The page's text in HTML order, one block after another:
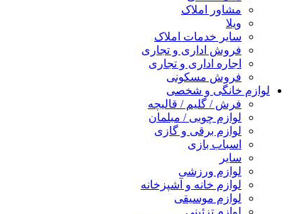
مشاور املاک
ویلا
سایر خدمات املاک
فروش اداری و تجاری
اجاره اداری و تجاری
فروش مسکونی
لوازم خانگی و شخصی
فرش / گلیم / قالیچه
لوازم چوبی / مبلمان
لوازم برقی و گازی
اسباب بازی
سایر
لوازم ورزشی
لوازم خانه و آشپزخانه
لوازم موسیقی